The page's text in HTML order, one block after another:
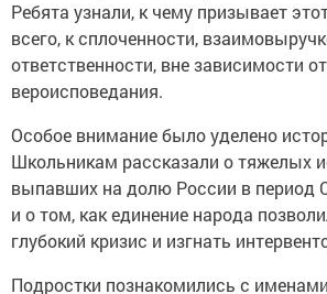
Ребята узнали, к чему призывает
всего, к сплоченности,
ответственности, вне зависимости
вероисповедания.
Особое внимание было уделено
Школьникам рассказали о тяжелых
выпавших на долю России в период
и о том, как единение народа
глубокий кризис и изгнать
Подростки познакомились с